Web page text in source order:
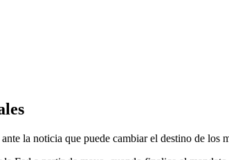
la noticia que puede cambiar el destino de los